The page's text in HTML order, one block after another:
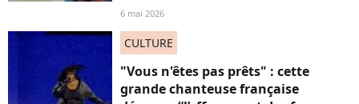
6 mai 2026
CULTURE
"Vous n'êtes pas prêts" : cette
grande chanteuse française